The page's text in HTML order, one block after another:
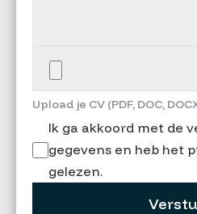
Upload je CV (PDF, DOC,
Ik ga akkoord met de
gegevens en heb het
gelezen.